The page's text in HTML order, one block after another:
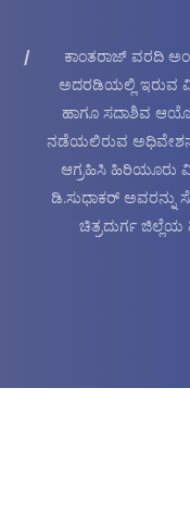
ಕಾಂತರಾಜ್ ವರದಿ
ಅದರಡಿಯಲ್ಲಿ ಇರುವ
ಹಾಗೂ ಸದಾಶಿವ
ನಡೆಯಲಿರುವ
ಆಗ್ರಹಿಸಿ ಹಿರಿಯೂರು
ಡಿ.ಸುಧಾಕ‌ರ್
ಚಿತ್ರದುರ್ಗ